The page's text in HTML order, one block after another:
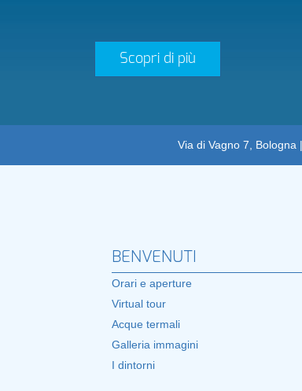
Scopri di più
Via di Vagno 7, Bologna
BENVENUTI
Orari e aperture
Virtual tour
Acque termali
Galleria immagini
I dintorni